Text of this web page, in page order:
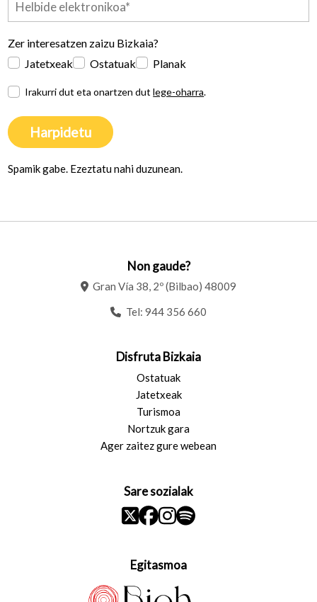
Zer interesatzen zaizu Bizkaia?
Jatetxeak
Ostatuak Planak
Irakurri dut eta onartzen dutlege-oharra.
Harpidetu
Spamik gabe. Ezeztatu nahi duzunean.
Non gaude?
Gran Vía 38, 2º (Bilbao) 48009
Tel: 944 356 660
Disfruta Bizkaia
Ostatuak
Jatetxeak
Turismoa
Nortzuk gara
Ager zaitez gure webean
Sare sozialak
Egitasmoa